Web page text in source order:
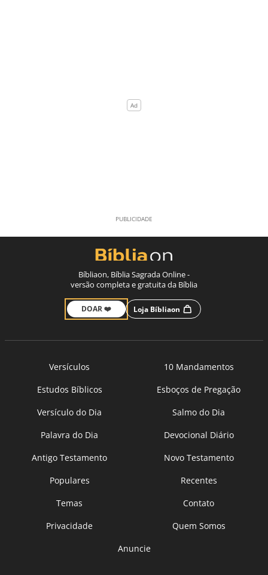
Bíbliaon, Bíblia Sagrada Online -
versão completa e gratuita da Bíblia
DOAR ❤️ Loja Bíbliaon
Versículos
10 Mandamentos
Estudos Bíblicos
Esboços de Pregação
Versículo do Dia
Salmo do Dia
Palavra do Dia
Devocional Diário
Antigo Testamento
Novo Testamento
Populares
Recentes
Temas
Contato
Privacidade
Quem Somos
Anuncie